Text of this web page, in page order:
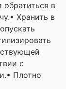
в
Хранить в
с
Плотно